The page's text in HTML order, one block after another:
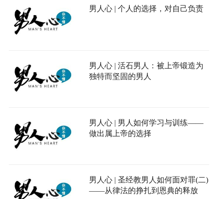
男人心 | 个人的选择，对自己负责
男人心 | 活石男人：被上帝锻造为
独特而坚固的男人
男人心 | 男人如何学习与训练——
做出属上帝的选择
男人心 | 圣经教男人如何面对罪(二)
——从律法的挣扎到恩典的释放